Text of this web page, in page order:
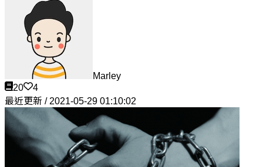
Marley
20
4
最近更新 / 2021-05-29 01:10:02